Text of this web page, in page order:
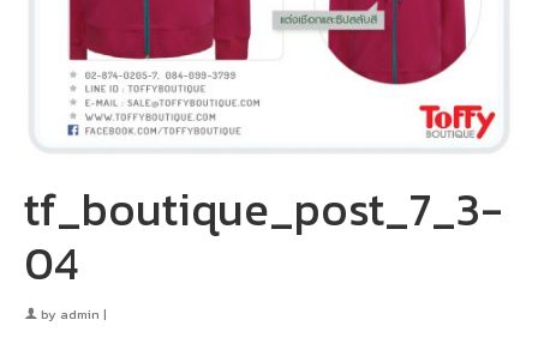
tf_boutique_post_7_3-
04
by admin |